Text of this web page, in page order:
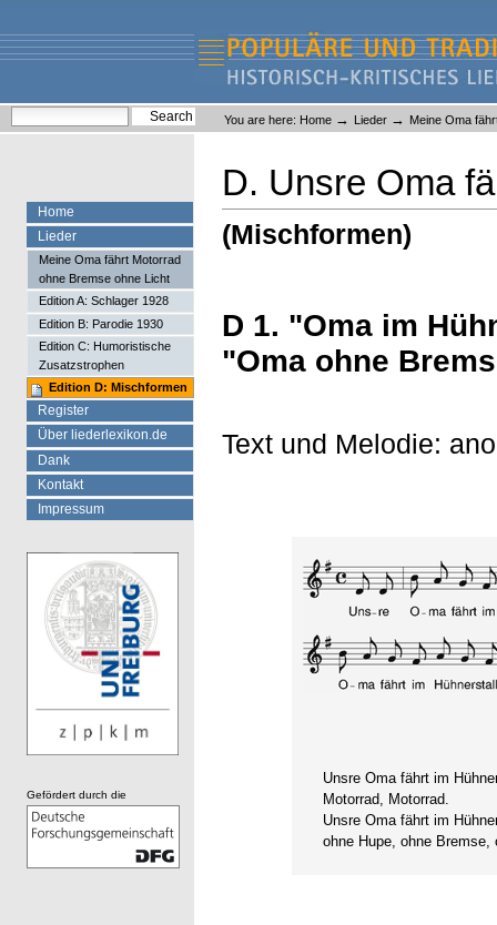
content.
navigation
Liederlexikon
Personal
tools
You are here: Home → Lieder → Meine Oma
D. Unsre Oma
(Mischformen)
D 1. "Oma im
"Oma ohne
Text und Melodie:
Unsre Oma fährt im
Motorrad, Motorrad.
Unsre Oma fährt im
ohne Hupe, ohne Bremse,
Home
Lieder
Meine Oma fährt Motorrad
ohne Bremse ohne Licht
Edition A: Schlager 1928
Edition B: Parodie 1930
Edition C: Humoristische
Zusatzstrophen
Edition D: Mischformen
Register
Über liederlexikon.de
Dank
Kontakt
Impressum
Gefördert durch die